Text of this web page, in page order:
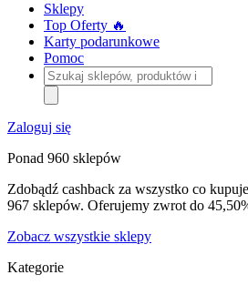
Sklepy
Top Oferty 🔥
Karty podarunkowe
Pomoc
Szukaj
sklepów,
produktów
i
kategorii
Zaloguj się
Ponad 960 sklepów
Zdobądź cashback za wszystko co
967 sklepów. Oferujemy zwrot do
Zobacz wszystkie sklepy
Kategorie